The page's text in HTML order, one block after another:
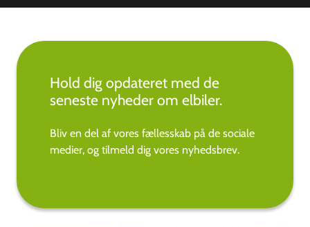
Hold dig opdateret med de
seneste nyheder om elbiler.
Bliv en del af vores fællesskab på de sociale
medier, og tilmeld dig vores nyhedsbrev.